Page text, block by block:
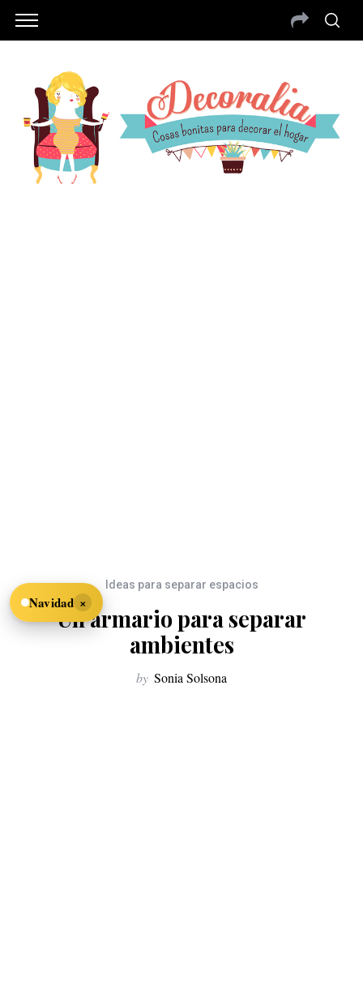
Ideas para separar espacios
Un armario para separar
ambientes
by Sonia Solsona
Navidad ×